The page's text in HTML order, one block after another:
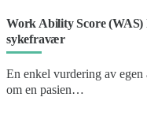
Work Ability Score
sykefravær
En enkel vurdering av
om en pasien…